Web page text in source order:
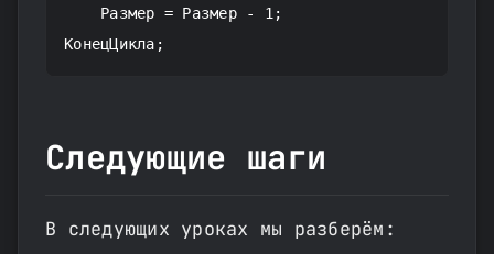
    Размер = Размер - 1;
КонецЦикла;
Следующие шаги
В следующих уроках мы разберём: